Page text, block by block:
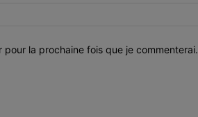
la prochaine fois que je commenterai.